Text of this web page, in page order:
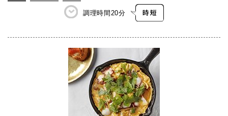
調理時間 20分